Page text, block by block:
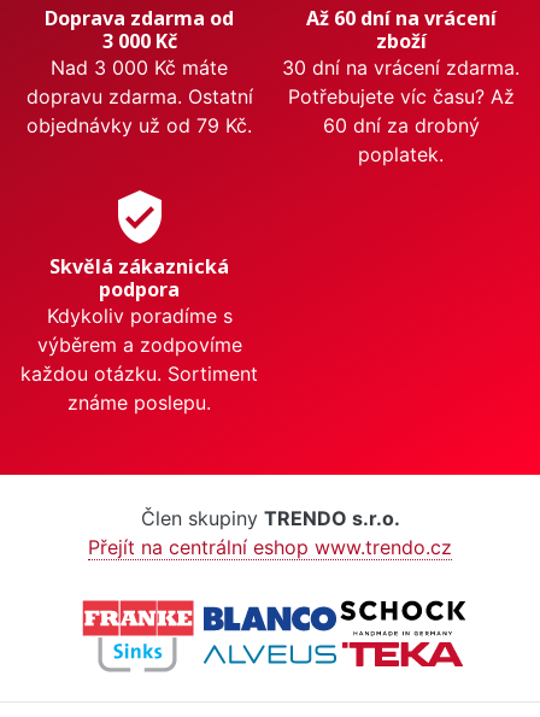
Doprava zdarma od
3 000 Kč
Nad 3 000 Kč máte
dopravu zdarma. Ostatní
objednávky už od 79 Kč.
Až 60 dní na vrácení
zboží
30 dní na vrácení zdarma.
Potřebujete víc času? Až
60 dní za drobný
poplatek.
verified_user
Skvělá zákaznická
podpora
Kdykoliv poradíme s
výběrem a zodpovíme
každou otázku. Sortiment
známe poslepu.
Člen skupiny TRENDO s.r.o.
Přejít na centrální eshop www.trendo.cz